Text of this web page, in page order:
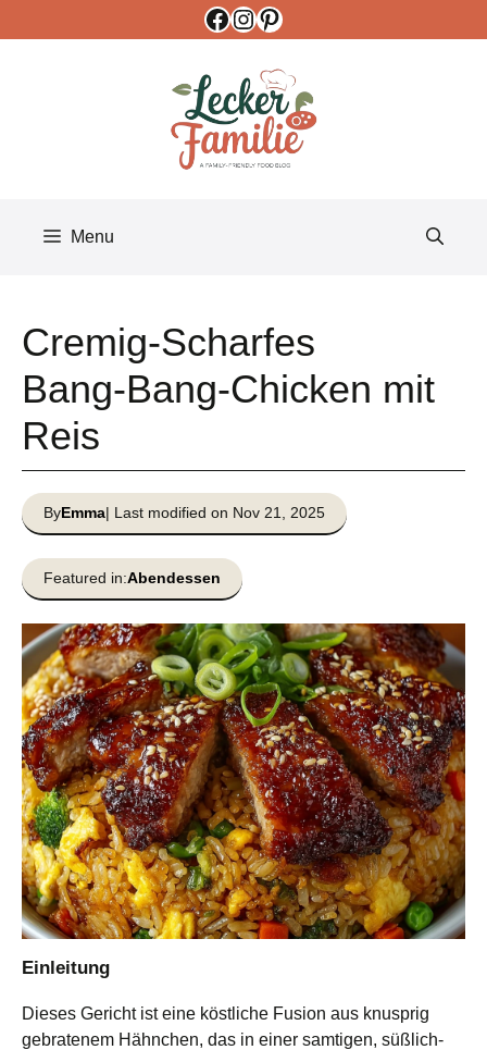
Facebook
Instagram
Pinterest
Menu
Cremig‑Scharfes
Bang‑Bang‑Chicken mit
Reis
ByEmma| Last modified on Nov 21, 2025
Featured in:Abendessen
Einleitung
Dieses Gericht ist eine köstliche Fusion aus knusprig
gebratenem Hähnchen, das in einer samtigen, süßlich-